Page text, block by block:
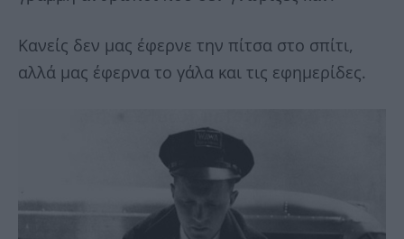
Κανείς δεν μας έφερνε την πίτσα στο σπίτι,
αλλά μας έφερνα το γάλα και τις εφημερίδες.